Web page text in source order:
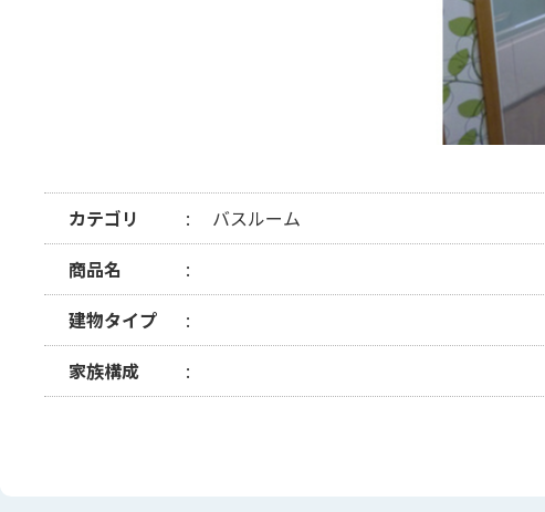
カテゴリ
バスルーム
商品名
建物タイプ
家族構成